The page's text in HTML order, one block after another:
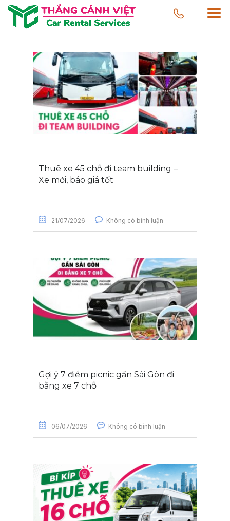
Thuê xe 45 chỗ đi team building –
Xe mới, báo giá tốt
21/07/2026 Không có bình luận
Gợi ý 7 điểm picnic gần Sài Gòn đi
bằng xe 7 chỗ
06/07/2026 Không có bình luận